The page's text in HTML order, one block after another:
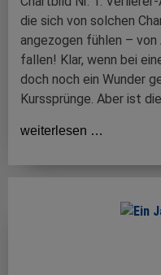
die sich von solchen
angezogen fühlen –
fallen! Klar, wenn bei
doch noch ein Wunder
Kurssprünge. Aber ist
weiterlesen …